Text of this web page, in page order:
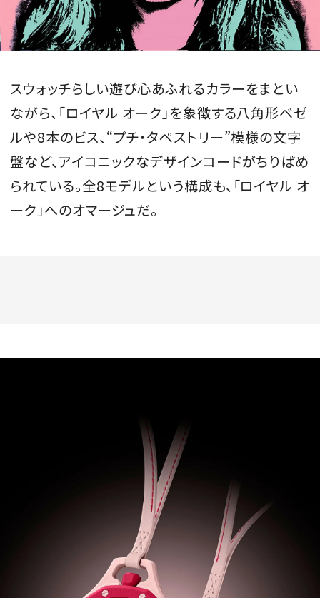
スウォッチらしい遊び心あふれるカラーをまとい
ながら、「ロイヤル オーク」を象徴する八角形ベゼ
ルや8本のビス、“プチ・タペストリー”模様の文字
盤など、アイコニックなデザインコードがちりばめ
られている。全8モデルという構成も、「ロイヤル オ
ーク」へのオマージュだ。